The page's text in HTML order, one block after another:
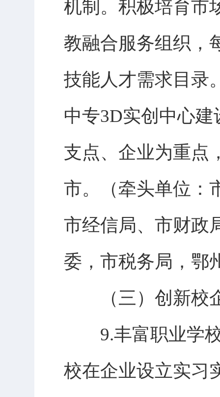
机制。积极培育市
教融合服务组织，
技能人才需求目录
中专3D实创中心
支点、企业为重点
市。（牵头单位：
市经信局、市财政
委，市税务局，鄂
（三）创新校
9.丰富职业学校
校在企业设立实习